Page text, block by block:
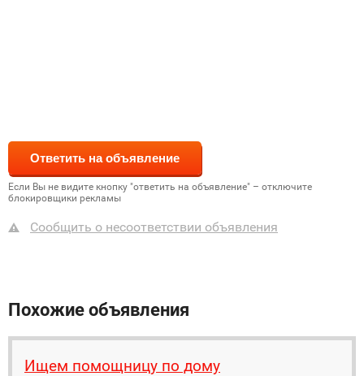
Если Вы не видите кнопку "ответить на объявление" – отключите
блокировщики рекламы
Сообщить о несоответствии объявления
Похожие объявления
Ищем помощницу по дому